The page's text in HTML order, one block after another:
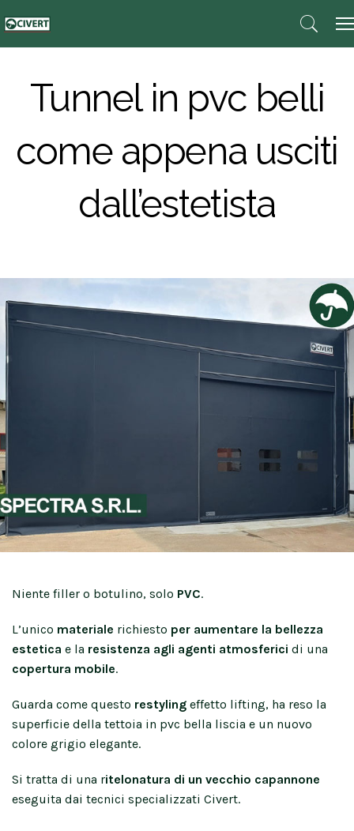
Tunnel in pvc belli
come appena usciti
dall’estetista
Niente filler o botulino, solo PVC.
L’unico materiale richiesto per aumentare la bellezza
estetica e la resistenza agli agenti atmosferici di una
copertura mobile.
Guarda come questo restyling effetto lifting, ha reso la
superficie della tettoia in pvc bella liscia e un nuovo
colore grigio elegante.
Si tratta di una ritelonatura di un vecchio capannone
eseguita dai tecnici specializzati Civert.